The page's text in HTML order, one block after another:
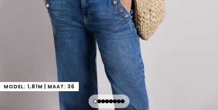
MODEL: 1,81M | MAAT: 36